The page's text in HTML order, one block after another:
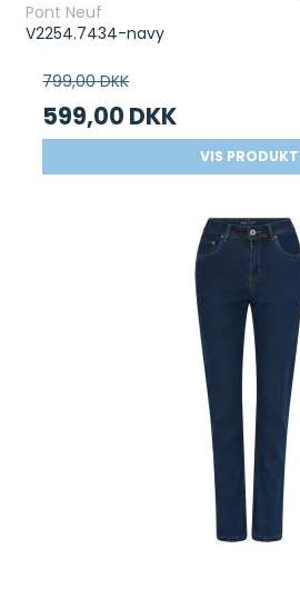
Pont Neuf
V2254.7434-navy
799,00 DKK
599,00 DKK
VIS PRODUKT